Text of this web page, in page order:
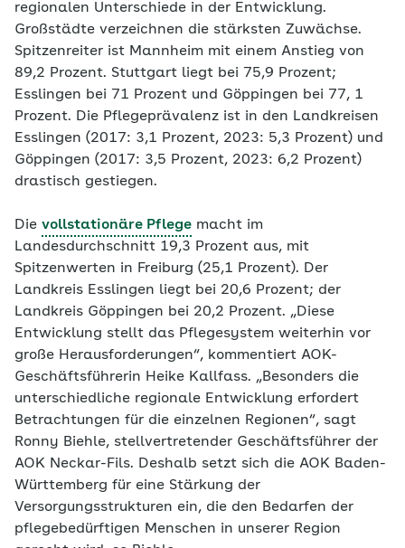
regionalen Unterschiede in der Entwicklung.
Großstädte verzeichnen die stärksten Zuwächse.
Spitzenreiter ist Mannheim mit einem Anstieg von
89,2 Prozent. Stuttgart liegt bei 75,9 Prozent;
Esslingen bei 71 Prozent und Göppingen bei 77, 1
Prozent. Die Pflegeprävalenz ist in den Landkreisen
Esslingen (2017: 3,1 Prozent, 2023: 5,3 Prozent) und
Göppingen (2017: 3,5 Prozent, 2023: 6,2 Prozent)
drastisch gestiegen.
Die vollstationäre Pflege macht im
Landesdurchschnitt 19,3 Prozent aus, mit
Spitzenwerten in Freiburg (25,1 Prozent). Der
Landkreis Esslingen liegt bei 20,6 Prozent; der
Landkreis Göppingen bei 20,2 Prozent. „Diese
Entwicklung stellt das Pflegesystem weiterhin vor
große Herausforderungen“, kommentiert AOK-
Geschäftsführerin Heike Kallfass. „Besonders die
unterschiedliche regionale Entwicklung erfordert
Betrachtungen für die einzelnen Regionen“, sagt
Ronny Biehle, stellvertretender Geschäftsführer der
AOK Neckar-Fils. Deshalb setzt sich die AOK Baden-
Württemberg für eine Stärkung der
Versorgungsstrukturen ein, die den Bedarfen der
pflegebedürftigen Menschen in unserer Region